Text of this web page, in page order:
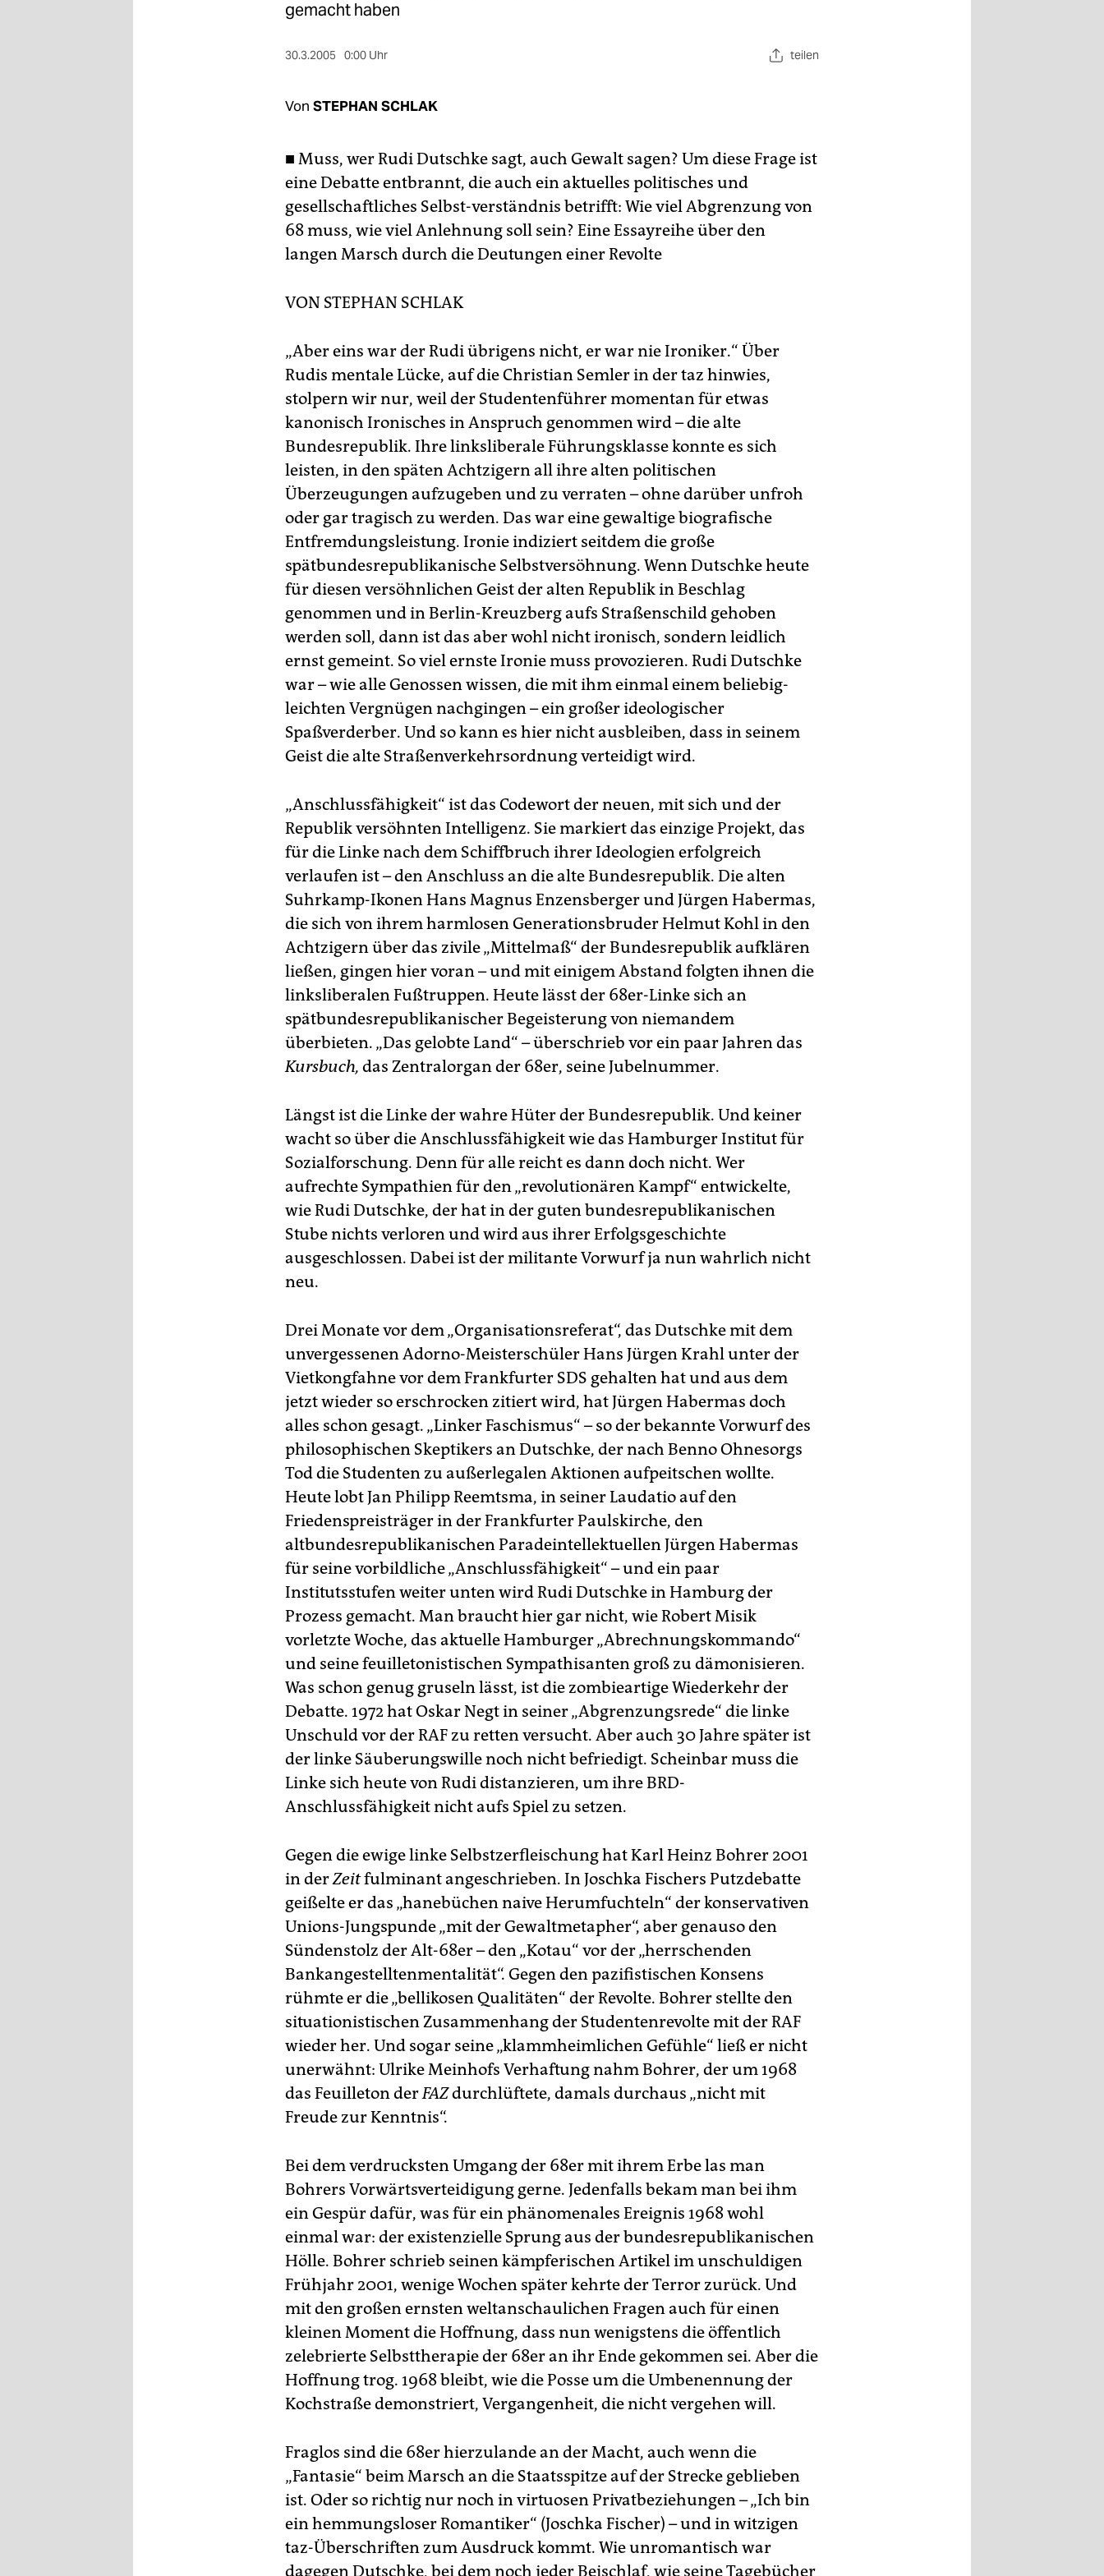
gemacht haben
30.3.2005 0:00 Uhr teilen
Von STEPHAN SCHLAK
■ Muss, wer Rudi Dutschke sagt, auch Gewalt sagen? Um diese Frage ist
eine Debatte entbrannt, die auch ein aktuelles politisches und
gesellschaftliches Selbst-verständnis betrifft: Wie viel Abgrenzung von
68 muss, wie viel Anlehnung soll sein? Eine Essayreihe über den
langen Marsch durch die Deutungen einer Revolte
VON STEPHAN SCHLAK
„Aber eins war der Rudi übrigens nicht, er war nie Ironiker.“ Über
Rudis mentale Lücke, auf die Christian Semler in der taz hinwies,
stolpern wir nur, weil der Studentenführer momentan für etwas
kanonisch Ironisches in Anspruch genommen wird – die alte
Bundesrepublik. Ihre linksliberale Führungsklasse konnte es sich
leisten, in den späten Achtzigern all ihre alten politischen
Überzeugungen aufzugeben und zu verraten – ohne darüber unfroh
oder gar tragisch zu werden. Das war eine gewaltige biografische
Entfremdungsleistung. Ironie indiziert seitdem die große
spätbundesrepublikanische Selbstversöhnung. Wenn Dutschke heute
für diesen versöhnlichen Geist der alten Republik in Beschlag
genommen und in Berlin-Kreuzberg aufs Straßenschild gehoben
werden soll, dann ist das aber wohl nicht ironisch, sondern leidlich
ernst gemeint. So viel ernste Ironie muss provozieren. Rudi Dutschke
war – wie alle Genossen wissen, die mit ihm einmal einem beliebig-
leichten Vergnügen nachgingen – ein großer ideologischer
Spaßverderber. Und so kann es hier nicht ausbleiben, dass in seinem
Geist die alte Straßenverkehrsordnung verteidigt wird.
„Anschlussfähigkeit“ ist das Codewort der neuen, mit sich und der
Republik versöhnten Intelligenz. Sie markiert das einzige Projekt, das
für die Linke nach dem Schiffbruch ihrer Ideologien erfolgreich
verlaufen ist – den Anschluss an die alte Bundesrepublik. Die alten
Suhrkamp-Ikonen Hans Magnus Enzensberger und Jürgen Habermas,
die sich von ihrem harmlosen Generationsbruder Helmut Kohl in den
Achtzigern über das zivile „Mittelmaß“ der Bundesrepublik aufklären
ließen, gingen hier voran – und mit einigem Abstand folgten ihnen die
linksliberalen Fußtruppen. Heute lässt der 68er-Linke sich an
spätbundesrepublikanischer Begeisterung von niemandem
überbieten. „Das gelobte Land“ – überschrieb vor ein paar Jahren das
Kursbuch, das Zentralorgan der 68er, seine Jubelnummer.
Längst ist die Linke der wahre Hüter der Bundesrepublik. Und keiner
wacht so über die Anschlussfähigkeit wie das Hamburger Institut für
Sozialforschung. Denn für alle reicht es dann doch nicht. Wer
aufrechte Sympathien für den „revolutionären Kampf“ entwickelte,
wie Rudi Dutschke, der hat in der guten bundesrepublikanischen
Stube nichts verloren und wird aus ihrer Erfolgsgeschichte
ausgeschlossen. Dabei ist der militante Vorwurf ja nun wahrlich nicht
neu.
Drei Monate vor dem „Organisationsreferat“, das Dutschke mit dem
unvergessenen Adorno-Meisterschüler Hans Jürgen Krahl unter der
Vietkongfahne vor dem Frankfurter SDS gehalten hat und aus dem
jetzt wieder so erschrocken zitiert wird, hat Jürgen Habermas doch
alles schon gesagt. „Linker Faschismus“ – so der bekannte Vorwurf des
philosophischen Skeptikers an Dutschke, der nach Benno Ohnesorgs
Tod die Studenten zu außerlegalen Aktionen aufpeitschen wollte.
Heute lobt Jan Philipp Reemtsma, in seiner Laudatio auf den
Friedenspreisträger in der Frankfurter Paulskirche, den
altbundesrepublikanischen Paradeintellektuellen Jürgen Habermas
für seine vorbildliche „Anschlussfähigkeit“ – und ein paar
Institutsstufen weiter unten wird Rudi Dutschke in Hamburg der
Prozess gemacht. Man braucht hier gar nicht, wie Robert Misik
vorletzte Woche, das aktuelle Hamburger „Abrechnungskommando“
und seine feuilletonistischen Sympathisanten groß zu dämonisieren.
Was schon genug gruseln lässt, ist die zombieartige Wiederkehr der
Debatte. 1972 hat Oskar Negt in seiner „Abgrenzungsrede“ die linke
Unschuld vor der RAF zu retten versucht. Aber auch 30 Jahre später ist
der linke Säuberungswille noch nicht befriedigt. Scheinbar muss die
Linke sich heute von Rudi distanzieren, um ihre BRD-
Anschlussfähigkeit nicht aufs Spiel zu setzen.
Gegen die ewige linke Selbstzerfleischung hat Karl Heinz Bohrer 2001
in derZeitfulminant angeschrieben. In Joschka Fischers Putzdebatte
geißelte er das „hanebüchen naive Herumfuchteln“ der konservativen
Unions-Jungspunde „mit der Gewaltmetapher“, aber genauso den
Sündenstolz der Alt-68er – den „Kotau“ vor der „herrschenden
Bankangestelltenmentalität“. Gegen den pazifistischen Konsens
rühmte er die „bellikosen Qualitäten“ der Revolte. Bohrer stellte den
situationistischen Zusammenhang der Studentenrevolte mit der RAF
wieder her. Und sogar seine „klammheimlichen Gefühle“ ließ er nicht
unerwähnt: Ulrike Meinhofs Verhaftung nahm Bohrer, der um 1968
das Feuilleton derFAZdurchlüftete, damals durchaus „nicht mit
Freude zur Kenntnis“.
Bei dem verdrucksten Umgang der 68er mit ihrem Erbe las man
Bohrers Vorwärtsverteidigung gerne. Jedenfalls bekam man bei ihm
ein Gespür dafür, was für ein phänomenales Ereignis 1968 wohl
einmal war: der existenzielle Sprung aus der bundesrepublikanischen
Hölle. Bohrer schrieb seinen kämpferischen Artikel im unschuldigen
Frühjahr 2001, wenige Wochen später kehrte der Terror zurück. Und
mit den großen ernsten weltanschaulichen Fragen auch für einen
kleinen Moment die Hoffnung, dass nun wenigstens die öffentlich
zelebrierte Selbsttherapie der 68er an ihr Ende gekommen sei. Aber die
Hoffnung trog. 1968 bleibt, wie die Posse um die Umbenennung der
Kochstraße demonstriert, Vergangenheit, die nicht vergehen will.
Fraglos sind die 68er hierzulande an der Macht, auch wenn die
„Fantasie“ beim Marsch an die Staatsspitze auf der Strecke geblieben
ist. Oder so richtig nur noch in virtuosen Privatbeziehungen – „Ich bin
ein hemmungsloser Romantiker“ (Joschka Fischer) – und in witzigen
taz-Überschriften zum Ausdruck kommt. Wie unromantisch war
dagegen Dutschke, bei dem noch jeder Beischlaf, wie seine Tagebücher